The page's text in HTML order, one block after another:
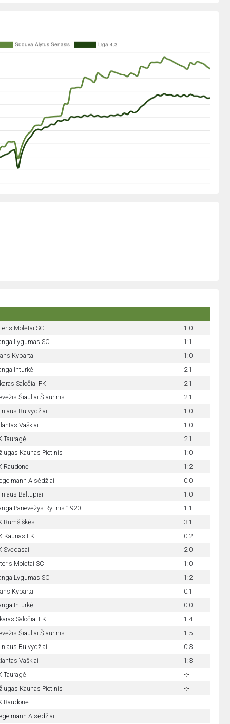
Molėtai SC
1:0
Lygumas SC
1:1
Kybartai
1:0
Inturkė
2:1
Saločiai FK
2:1
Šiauliai Šiaurinis
2:1
Buivydžiai
1:0
Vaškiai
1:0
Tauragė
2:1
Kaunas Pietinis
1:0
Raudonė
1:2
Alsėdžiai
0:0
Baltupiai
1:0
Panevėžys Rytinis 1920
1:1
Rumšiškės
3:1
Kaunas FK
0:2
Svėdasai
2:0
Molėtai SC
1:0
Lygumas SC
1:2
Kybartai
0:1
Inturkė
0:0
Saločiai FK
1:4
Šiauliai Šiaurinis
1:5
Buivydžiai
0:3
Vaškiai
1:3
Tauragė
-:-
Kaunas Pietinis
-:-
Raudonė
-:-
Alsėdžiai
-:-